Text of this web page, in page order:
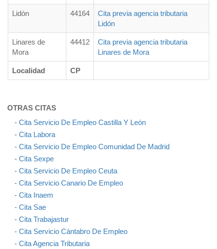
Lidón 44164
Cita previa agencia tributaria
Lidón
Linares de
Mora
44412
Cita previa agencia tributaria
Linares de Mora
Localidad CP
OTRAS CITAS
- Cita Servicio De Empleo Castilla Y León
- Cita Labora
- Cita Servicio De Empleo Comunidad De Madrid
- Cita Sexpe
- Cita Servicio De Empleo Ceuta
- Cita Servicio Canario De Empleo
- Cita Inaem
- Cita Sae
- Cita Trabajastur
- Cita Servicio Cántabro De Empleo
- Cita Agencia Tributaria